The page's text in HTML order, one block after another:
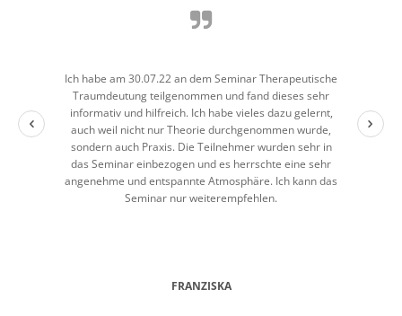
Ich habe am 30.07.22 an dem Seminar Therapeutische
Traumdeutung teilgenommen und fand dieses sehr
informativ und hilfreich. Ich habe vieles dazu gelernt,
auch weil nicht nur Theorie durchgenommen wurde,
sondern auch Praxis. Die Teilnehmer wurden sehr in
das Seminar einbezogen und es herrschte eine sehr
angenehme und entspannte Atmosphäre. Ich kann das
Seminar nur weiterempfehlen.
FRANZISKA